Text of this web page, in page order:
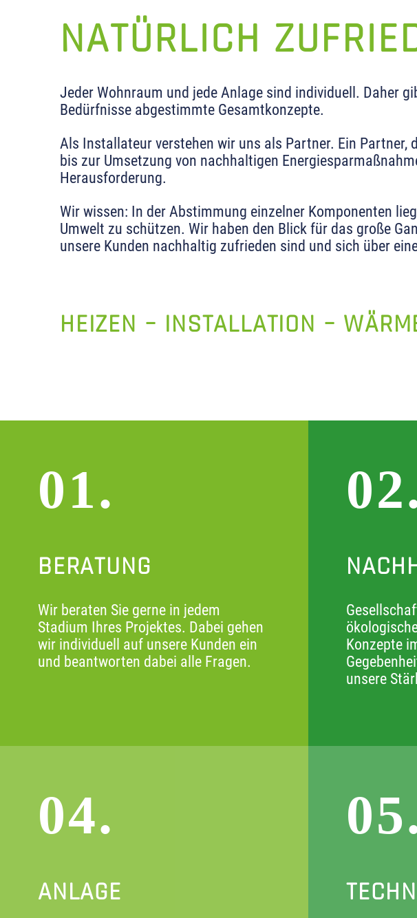
NATÜRLICH
Jeder Wohnraum und jede Anlage sind individuell. Daher
Bedürfnisse abgestimmte Gesamtkonzepte.
Als Installateur verstehen wir uns als Partner. Ein Partner,
bis zur Umsetzung von nachhaltigen
Herausforderung.
Wir wissen: In der Abstimmung einzelner Komponenten
Umwelt zu schützen. Wir haben den Blick für das große
unsere Kunden nachhaltig zufrieden sind und sich über
HEIZEN – INSTALLATION –
01.
BERATUNG
Wir beraten Sie gerne in jedem
Stadium Ihres Projektes. Dabei gehen
wir individuell auf unsere Kunden ein
und beantworten dabei alle Fragen.
Konzepte
unsere
04.
ANLAGE